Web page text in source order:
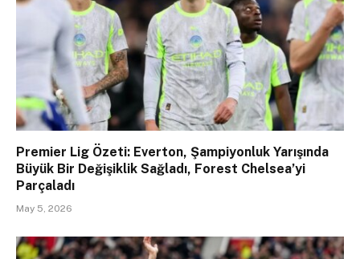
Premier Lig Özeti: Everton, Şampiyonluk Yarışında
Büyük Bir Değişiklik Sağladı, Forest Chelsea’yi
Parçaladı
May 5, 2026